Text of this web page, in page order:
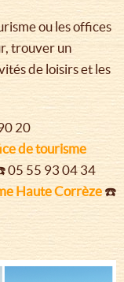
ou les offices
trouver un
de loisirs et les
20
de tourisme
05 55 93 04 34
Haute Corrèze ☎️